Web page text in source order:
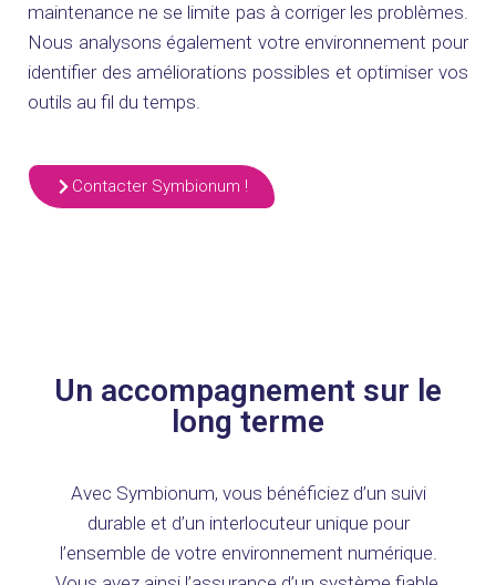
maintenance ne se limite pas à corriger les problèmes.
Nous analysons également votre environnement pour
identifier des améliorations possibles et optimiser vos
outils au fil du temps.
Contacter Symbionum !
Un accompagnement sur le
long terme
Avec Symbionum, vous bénéficiez d’un suivi
durable et d’un interlocuteur unique pour
l’ensemble de votre environnement numérique.